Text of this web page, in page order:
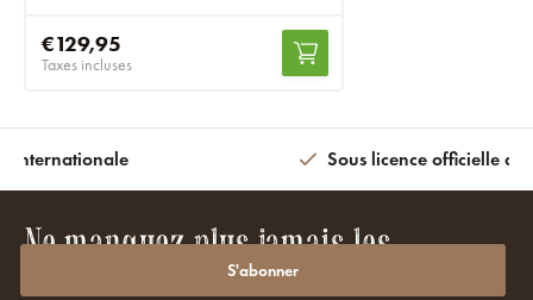
€129,95
Taxes incluses
internationale Sous licence officielle
Ne manquez plus jamais les
promotions ou les réductions ?
S'abonner